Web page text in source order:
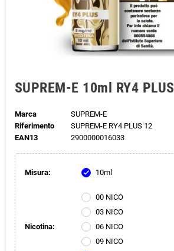
SUPREM-E 10ml RY4 PLUS
Marca
SUPREM-E
Riferimento
SUPREM-E RY4 PLUS 12
EAN13
2900000016033
Misura: check 10ml
Nicotina:
00 NICO
03 NICO
06 NICO
09 NICO